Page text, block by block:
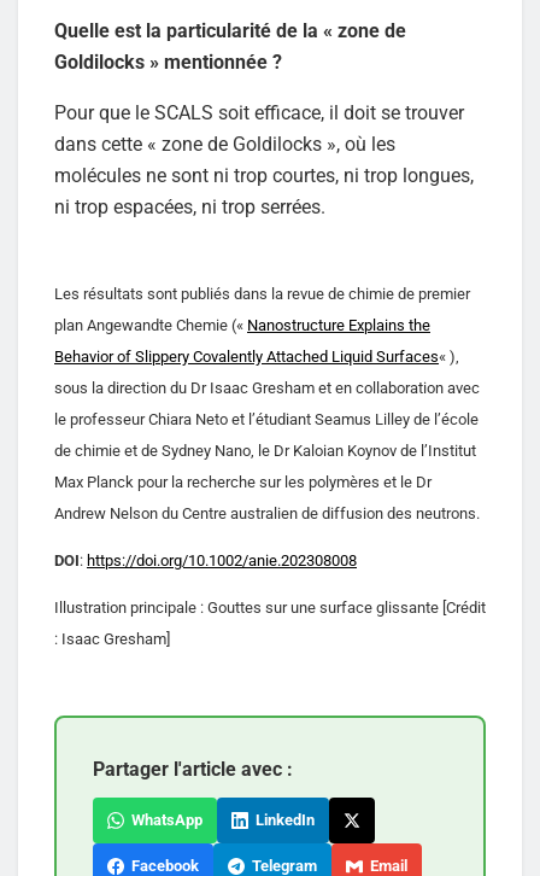
Quelle est la particularité de la « zone de
Goldilocks » mentionnée ?
Pour que le SCALS soit efficace, il doit se trouver
dans cette « zone de Goldilocks », où les
molécules ne sont ni trop courtes, ni trop longues,
ni trop espacées, ni trop serrées.
Les résultats sont publiés dans la revue de chimie de premier
plan Angewandte Chemie (« Nanostructure Explains the
Behavior of Slippery Covalently Attached Liquid Surfaces« ),
sous la direction du Dr Isaac Gresham et en collaboration avec
le professeur Chiara Neto et l’étudiant Seamus Lilley de l’école
de chimie et de Sydney Nano, le Dr Kaloian Koynov de l’Institut
Max Planck pour la recherche sur les polymères et le Dr
Andrew Nelson du Centre australien de diffusion des neutrons.
DOI: https://doi.org/10.1002/anie.202308008
Illustration principale : Gouttes sur une surface glissante [Crédit
: Isaac Gresham]
Partager l'article avec :
WhatsApp LinkedIn
Facebook Telegram Email